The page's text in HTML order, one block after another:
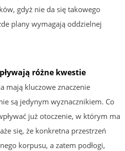
gdyż nie da się takowego
plany wymagają oddzielnej
różne kwestie
mają kluczowe znaczenie
są jedynym wyznacznikiem. Co
już otoczenie, w którym ma
się, że konkretna przestrzeń
korpusu, a zatem podłogi,